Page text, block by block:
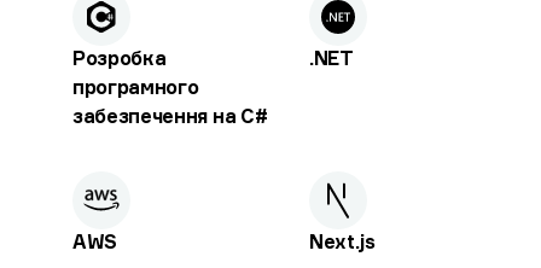
Розробка
програмного
забезпечення на C#
.NET
AWS Next.js